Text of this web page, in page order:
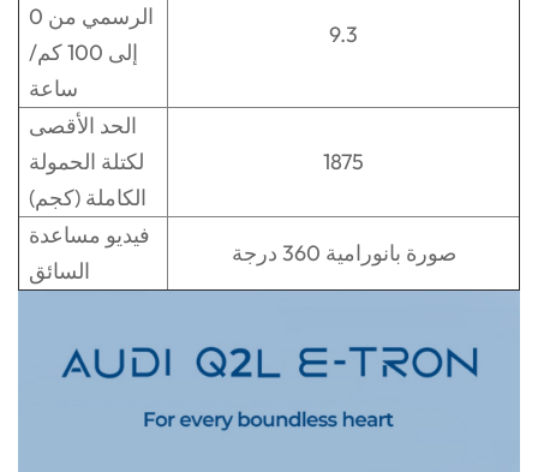
الرسمي من 0
إلى 100 كم/
ساعة
9.3
الحد الأقصى
لكتلة الحمولة
الكاملة (كجم)
1875
فيديو مساعدة
السائق
صورة بانورامية 360 درجة